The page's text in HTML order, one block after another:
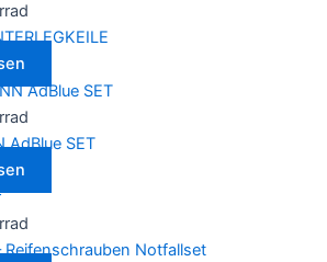
AdBlue SET
Reifenschrauben Notfallset